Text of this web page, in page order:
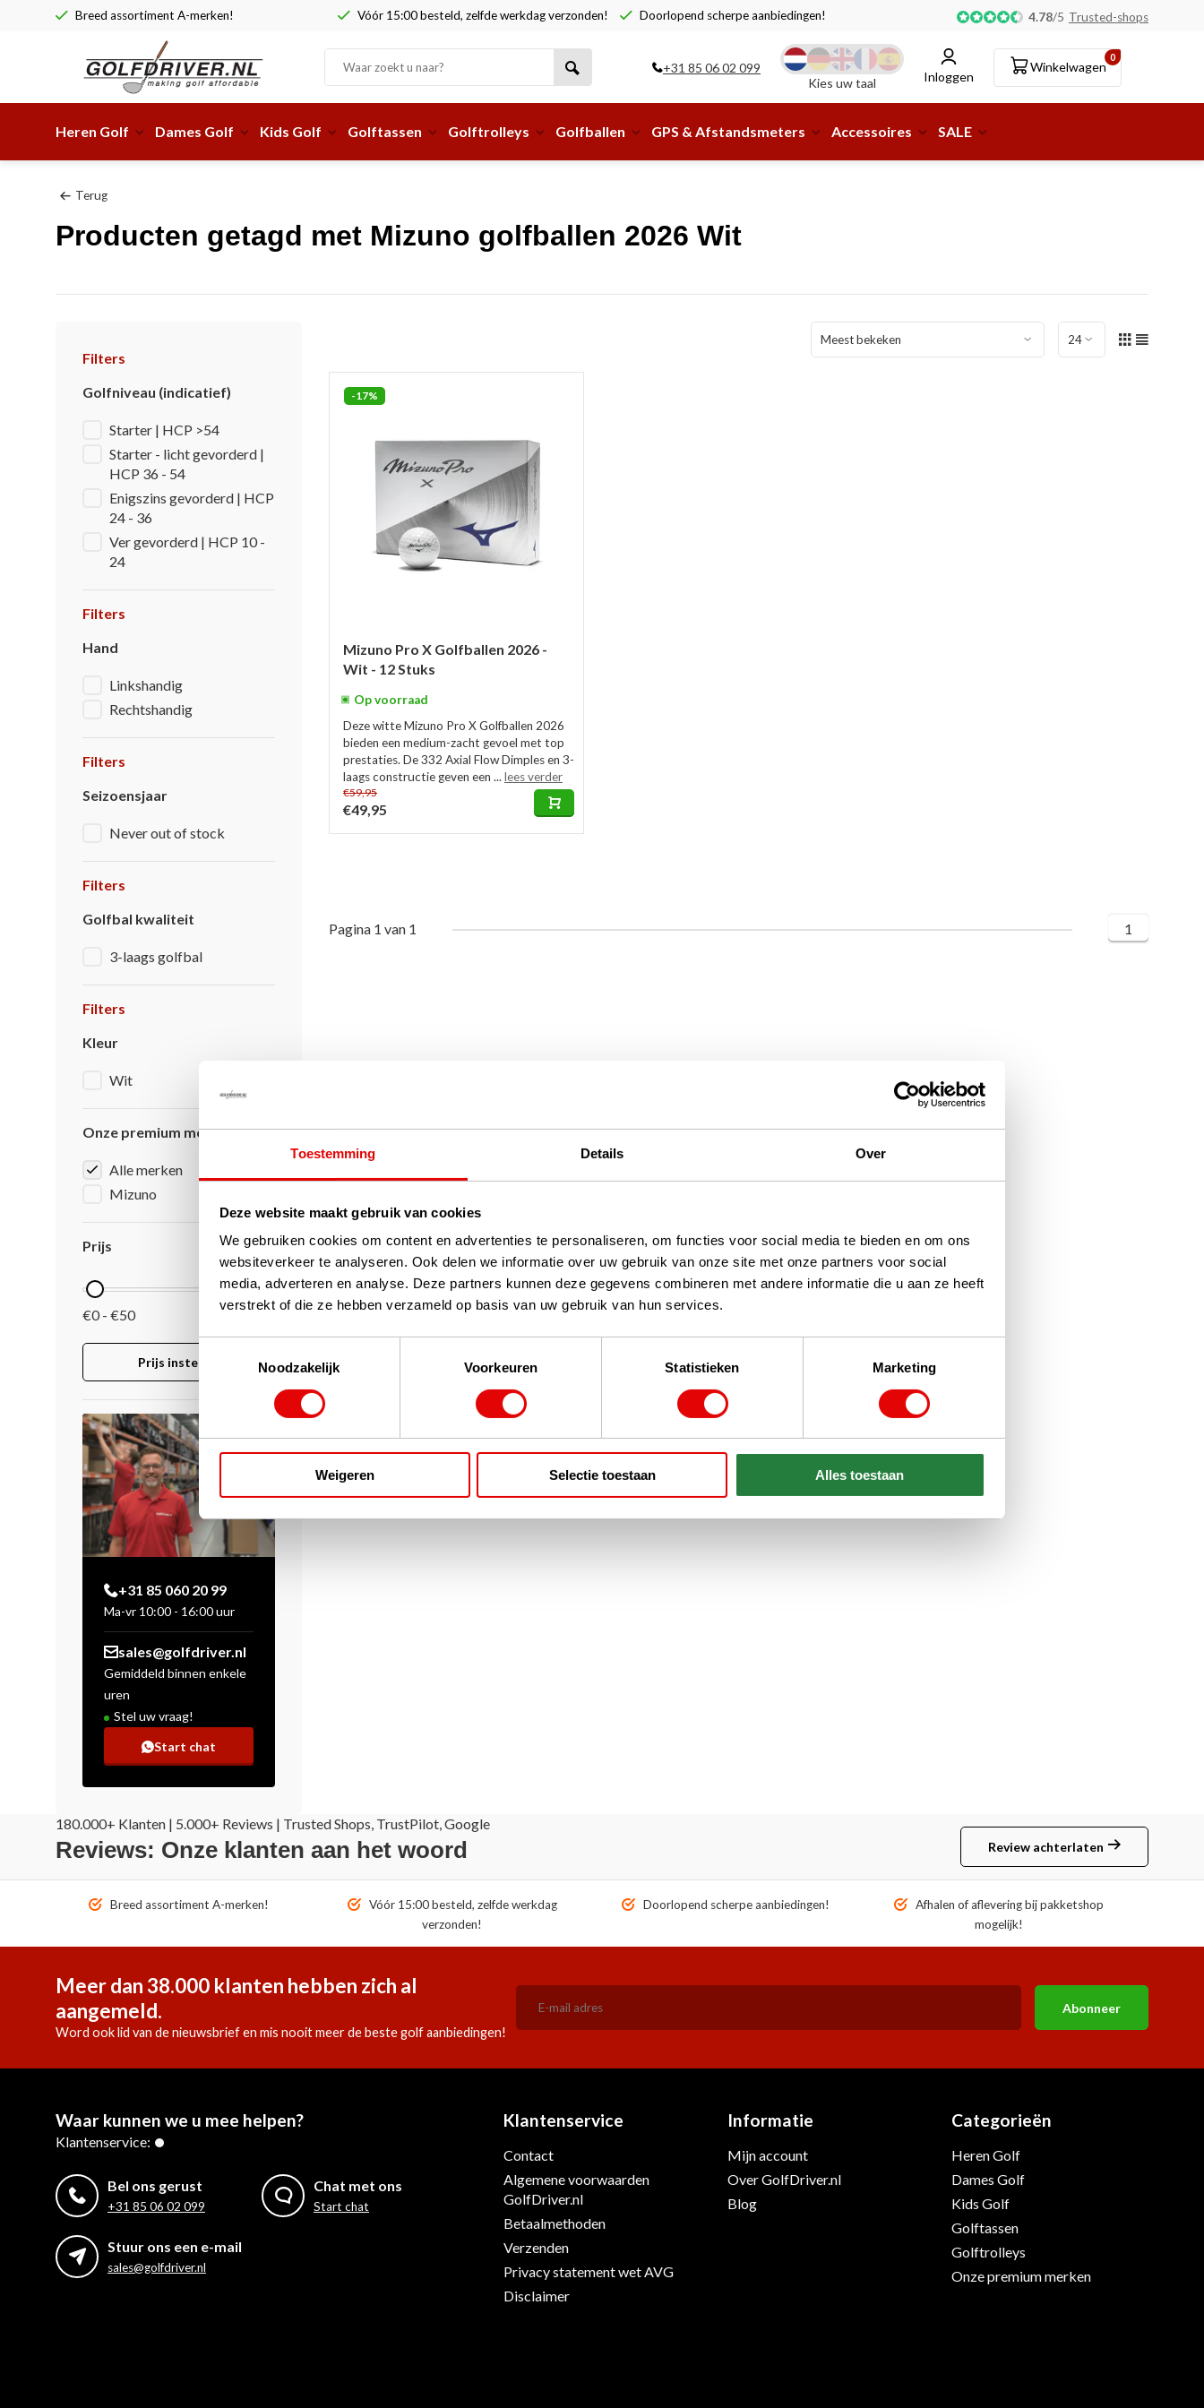
Toestemming Details Over
Deze website maakt gebruik van cookies
We gebruiken cookies om content en advertenties te personaliseren, om functies voor social media te bieden en om ons
websiteverkeer te analyseren. Ook delen we informatie over uw gebruik van onze site met onze partners voor social
media, adverteren en analyse. Deze partners kunnen deze gegevens combineren met andere informatie die u aan ze heeft
verstrekt of die ze hebben verzameld op basis van uw gebruik van hun services.
Toestemmingsselectie
Noodzakelijk
Voorkeuren Statistieken Marketing
Weigeren Selectie toestaan Alles toestaan
Breed assortiment A-merken! Vóór 15:00 besteld, zelfde werkdag verzonden! Doorlopend scherpe aanbiedingen! Afhalen of aflevering bij pakketshop mogelijk!
4.78/5 Trusted-shops
+31 85 06 02 099
Kies uw taal
Inloggen
0
Winkelwagen
Heren Golf Dames Golf Kids Golf Golftassen Golftrolleys Golfballen GPS & Afstandsmeters Accessoires SALE
Terug
Producten getagd met Mizuno golfballen 2026 Wit
Filters
Golfniveau (indicatief)
Starter | HCP >54
Starter - licht gevorderd |
HCP 36 - 54
Enigszins gevorderd | HCP
24 - 36
Ver gevorderd | HCP 10 -
24
Filters
Hand
Linkshandig
Rechtshandig
Filters
Seizoensjaar
Never out of stock
Filters
Golfbal kwaliteit
3-laags golfbal
Filters
Kleur
Wit
Onze premium merken
Alle merken
Mizuno
Prijs
€0 - €50
Prijs instellen
+31 85 060 20 99
Ma-vr 10:00 - 16:00 uur
sales@golfdriver.nl
Gemiddeld binnen enkele
uren
Stel uw vraag!
Start chat
-17%
Mizuno Pro X Golfballen 2026 -
Wit - 12 Stuks
Op voorraad
Deze witte Mizuno Pro X Golfballen 2026
bieden een medium-zacht gevoel met top
prestaties. De 332 Axial Flow Dimples en 3-
laags constructie geven een ... lees verder
€59,95
€49,95
Pagina 1 van 1 1
180.000+ Klanten | 5.000+ Reviews | Trusted Shops, TrustPilot, Google
Reviews: Onze klanten aan het woord Review achterlaten
Breed assortiment A-merken!
Vóór 15:00 besteld, zelfde werkdag
verzonden!
Doorlopend scherpe aanbiedingen!
Afhalen of aflevering bij pakketshop
mogelijk!
Meer dan 38.000 klanten hebben zich al
aangemeld.
Word ook lid van de nieuwsbrief en mis nooit meer de beste golf aanbiedingen!
Abonneer
Waar kunnen we u mee helpen?
Klantenservice:
Bel ons gerust
+31 85 06 02 099
Chat met ons
Start chat
Stuur ons een e-mail
sales@golfdriver.nl
Klantenservice
Contact
Algemene voorwaarden
GolfDriver.nl
Betaalmethoden
Verzenden
Privacy statement wet AVG
Disclaimer
Informatie
Mijn account
Over GolfDriver.nl
Blog
Categorieën
Heren Golf
Dames Golf
Kids Golf
Golftassen
Golftrolleys
Onze premium merken